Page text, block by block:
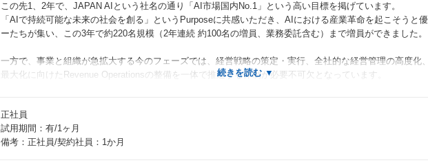
この先1、2年で、JAPAN AIという社名の通り「AI市場国内No.1」という高い目標を掲げています。
「AIで持続可能な未来の社会を創る」というPurposeに共感いただき、AIにおける産業革命を起こそうと
ーたちが集い、この3年で約220名規模（2年連続 約100名の増員、業務委託含む）まで増員ができました。
一方で、事業と組織が急拡大する今のフェーズでは、経営戦略の策定・実行、全社的な経営管理の高度化
最大化に向けたRevenue Operationsの整備を一体で推進する体制が必要不可欠となっています。
調達対応、新規協業やM&A検討など、経営企画に求められる役割が急速に拡張しています。
そのため本ポジションでは、既存の仕組みを運用するだけでなく、JAPAN AIに最適な経営管理・収益管理
築し、経営層とともに全社成長を牽引いただける方を募集します。
正社員
試用期間：有/1ヶ月
備考：正社員/契約社員：1か月